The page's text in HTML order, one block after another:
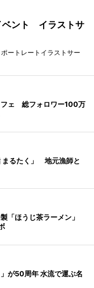
ベント イラストサ
ートレートイラストサー
フェ 総フォロワー100万
まるたく」 地元漁師と
「ほうじ茶ラーメン」
が50周年 水流で運ぶ名